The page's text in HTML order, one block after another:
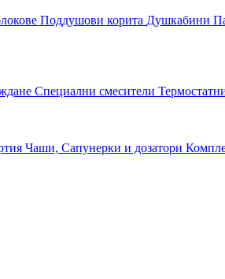
Поддушови корита Душкабини
Специални смесители
Чаши, Сапунерки и дозатори